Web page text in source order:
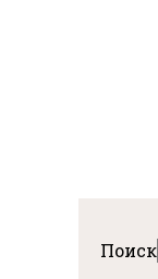
Поиск